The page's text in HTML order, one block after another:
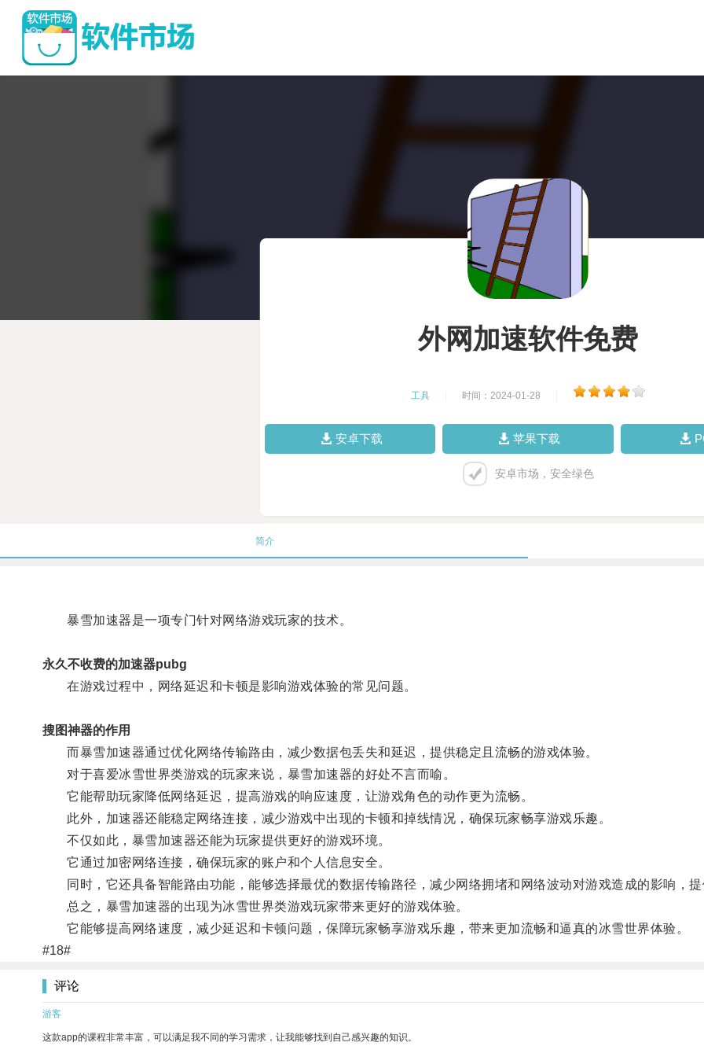
外网加速软件免费
工具 时间：2024-01-28
安卓下载 苹果下载
安卓市场，安全绿色
简介
暴雪加速器是一项专门针对网络游戏玩家的技术。
永久不收费的加速器pubg
在游戏过程中，网络延迟和卡顿是影响游戏体验的常见问题。
搜图神器的作用
而暴雪加速器通过优化网络传输路由，减少数据包丢失和延迟，提供稳定且流畅的游戏体验。
对于喜爱冰雪世界类游戏的玩家来说，暴雪加速器的好处不言而喻。
它能帮助玩家降低网络延迟，提高游戏的响应速度，让游戏角色的动作更为流畅。
此外，加速器还能稳定网络连接，减少游戏中出现的卡顿和掉线情况，确保玩家畅享游戏乐趣。
不仅如此，暴雪加速器还能为玩家提供更好的游戏环境。
它通过加密网络连接，确保玩家的账户和个人信息安全。
同时，它还具备智能路由功能，能够选择最优的数据传输路径，减少网络拥堵和网络波动对游戏造成的影响，提
总之，暴雪加速器的出现为冰雪世界类游戏玩家带来更好的游戏体验。
它能够提高网络速度，减少延迟和卡顿问题，保障玩家畅享游戏乐趣，带来更加流畅和逼真的冰雪世界体验。
#18#
评论
游客
这款app的课程非常丰富，可以满足我不同的学习需求，让我能够找到自己感兴趣的知识。